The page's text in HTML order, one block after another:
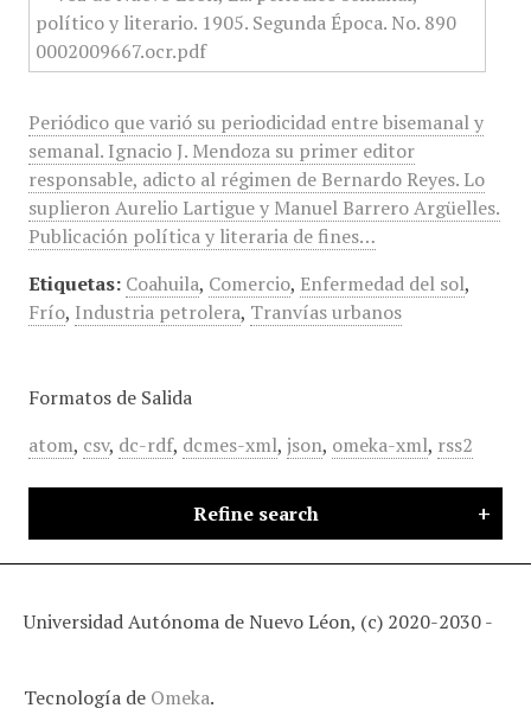
Periódico que varió su periodicidad entre bisemanal y
semanal. Ignacio J. Mendoza su primer editor
responsable, adicto al régimen de Bernardo Reyes. Lo
suplieron Aurelio Lartigue y Manuel Barrero Argüelles.
Publicación política y literaria de fines…
Etiquetas: Coahuila, Comercio, Enfermedad del sol,
Frío, Industria petrolera, Tranvías urbanos
Formatos de Salida
atom, csv, dc-rdf, dcmes-xml, json, omeka-xml, rss2
Refine search
Universidad Autónoma de Nuevo Léon, (c) 2020-2030 -
Tecnología de Omeka.